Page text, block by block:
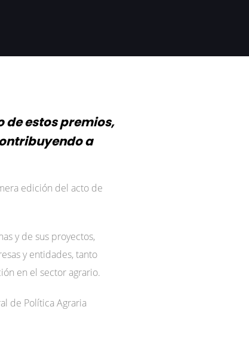
estos premios,
a
edición del acto de
y de sus proyectos,
y entidades, tanto
en el sector agrario.
de Política Agraria